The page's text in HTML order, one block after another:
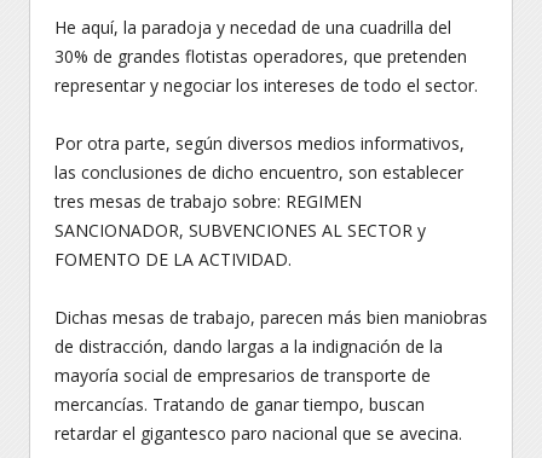
He aquí, la paradoja y necedad de una cuadrilla del
30% de grandes flotistas operadores, que pretenden
representar y negociar los intereses de todo el sector.
Por otra parte, según diversos medios informativos,
las conclusiones de dicho encuentro, son establecer
tres mesas de trabajo sobre: REGIMEN
SANCIONADOR, SUBVENCIONES AL SECTOR y
FOMENTO DE LA ACTIVIDAD.
Dichas mesas de trabajo, parecen más bien maniobras
de distracción, dando largas a la indignación de la
mayoría social de empresarios de transporte de
mercancías. Tratando de ganar tiempo, buscan
retardar el gigantesco paro nacional que se avecina.